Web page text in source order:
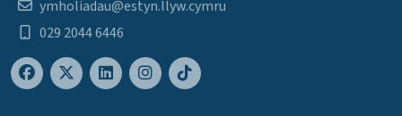
ymholiadau@estyn.llyw.cymru
029 2044 6446